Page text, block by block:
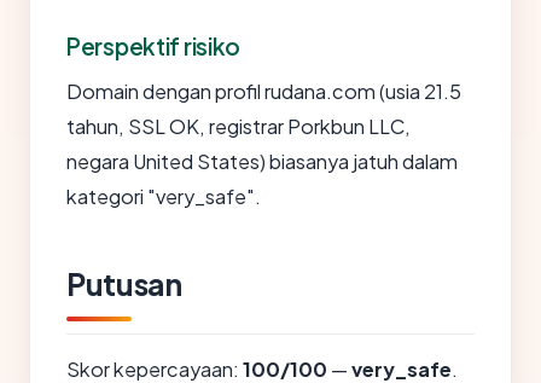
Perspektif risiko
Domain dengan profil rudana.com (usia 21.5
tahun, SSL OK, registrar Porkbun LLC,
negara United States) biasanya jatuh dalam
kategori "very_safe".
Putusan
Skor kepercayaan: 100/100 —very_safe.